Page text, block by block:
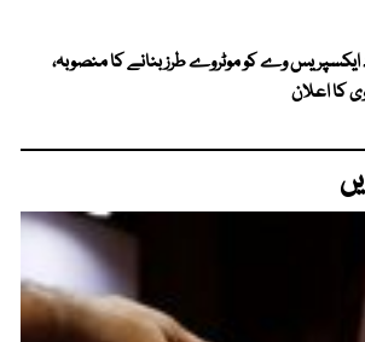
ایکسپریس وے کو موٹروے طرز بنانے کا منصوبہ،
کا اعلان